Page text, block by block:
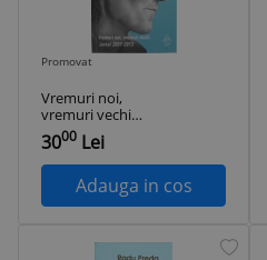
Promovat
Vremuri noi,
vremuri vechi
(Jurnal 2007-2013) –
Mihail Radu Solcan
3000 Lei
Adauga in cos